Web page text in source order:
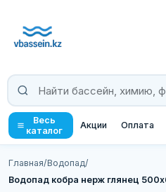
Весь
каталог
Акции Оплата
Главная/Водопад/
Водопад кобра нерж глянец